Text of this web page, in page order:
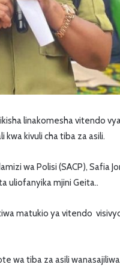
linakomesha vitendo
kwa kivuli cha tiba za asili.
wa Polisi (SACP), Safia
uliofanyika mjini Geita..
matukio ya vitendo
wa tiba za asili